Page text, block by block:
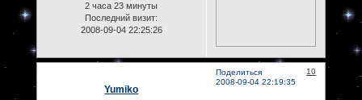
2 часа 23 минуты
Последний визит:
2008-09-04 22:25:26
Поделиться
10
2008-09-04 22:19:35
Yumiko